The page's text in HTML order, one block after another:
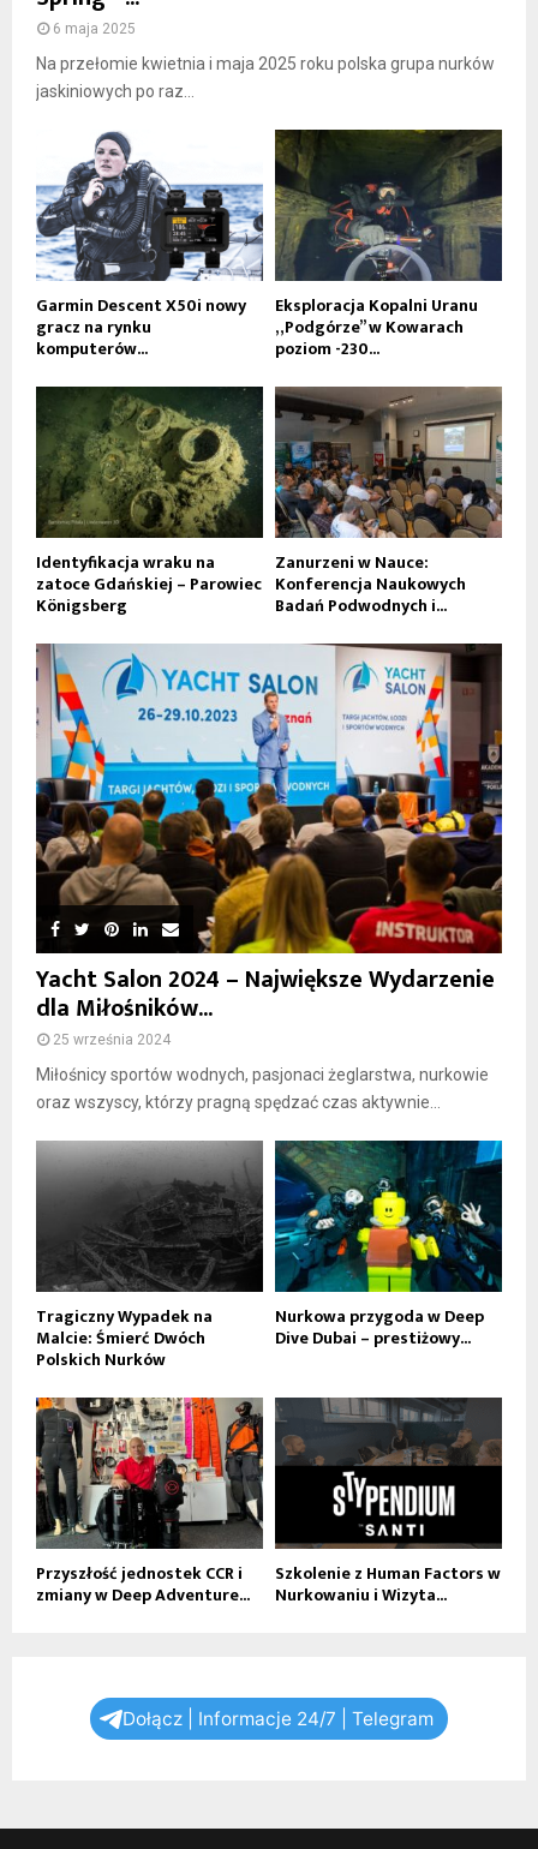
6 maja 2025
Na przełomie kwietnia i maja 2025 roku polska grupa nurków
jaskiniowych po raz...
Garmin Descent X50i nowy
gracz na rynku
komputerów...
Eksploracja Kopalni Uranu
„Podgórze” w Kowarach
poziom -230...
Identyfikacja wraku na
zatoce Gdańskiej – Parowiec
Königsberg
Zanurzeni w Nauce:
Konferencja Naukowych
Badań Podwodnych i...
Yacht Salon 2024 – Największe Wydarzenie
dla Miłośników...
25 września 2024
Miłośnicy sportów wodnych, pasjonaci żeglarstwa, nurkowie
oraz wszyscy, którzy pragną spędzać czas aktywnie...
Tragiczny Wypadek na
Malcie: Śmierć Dwóch
Polskich Nurków
Nurkowa przygoda w Deep
Dive Dubai – prestiżowy...
Przyszłość jednostek CCR i
zmiany w Deep Adventure...
Szkolenie z Human Factors w
Nurkowaniu i Wizyta...
Dołącz | Informacje 24/7 | Telegram